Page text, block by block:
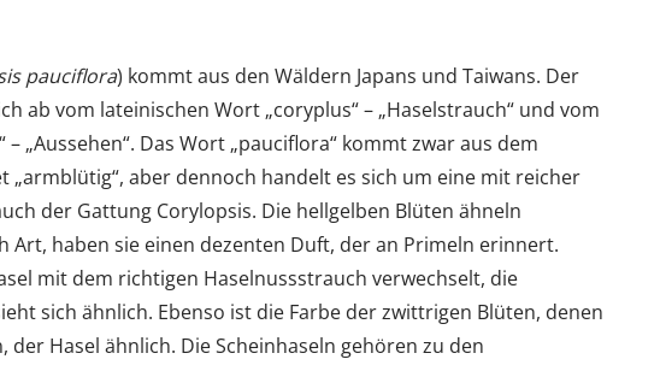
pauciflora) kommt aus den Wäldern Japans und Taiwans. Der
ab vom lateinischen Wort „coryplus“ – „Haselstrauch“ und vom
– „Aussehen“. Das Wort „pauciflora“ kommt zwar aus dem
„armblütig“, aber dennoch handelt es sich um eine mit reicher
der Gattung Corylopsis. Die hellgelben Blüten ähneln
Art, haben sie einen dezenten Duft, der an Primeln erinnert.
mit dem richtigen Haselnussstrauch verwechselt, die
sich ähnlich. Ebenso ist die Farbe der zwittrigen Blüten, denen
der Hasel ähnlich. Die Scheinhaseln gehören zu den